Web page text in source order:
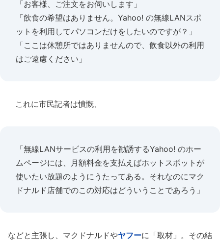
「お客様、ご注文をお伺いします」
「飲食の希望はありません。Yahoo! の無線LANスポ
ットを利用してパソコンだけをしたいのですが？」
「ここは休憩所ではありませんので、飲食以外の利用
はご遠慮ください」
これに市民記者は憤慨、
「無線LANサービスの利用を勧誘するYahoo! のホー
ムページには、月額料金を支払えばホットスポットが
使いたい放題のようにうたってある。それなのにマク
ドナルド店舗でのこの対応はどういうことであろう」
などと主張し、マクドナルドやヤフーに「取材」。その結